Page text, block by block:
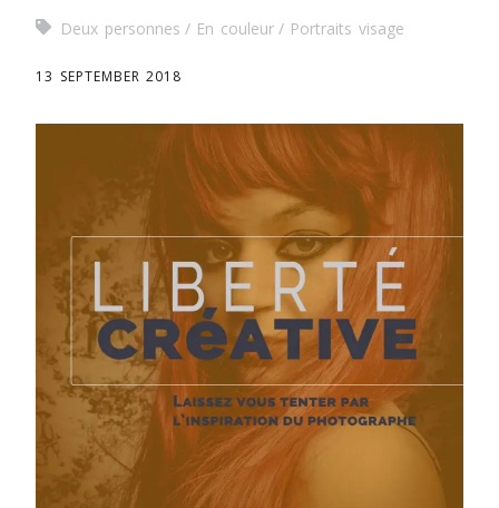
Deux personnes En couleur Portraits visage
13 SEPTEMBER 2018